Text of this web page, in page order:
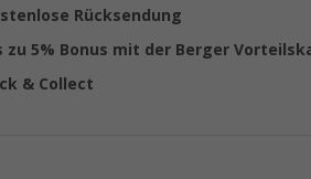
Rücksendung
zu 5% Bonus mit der Berger
& Collect